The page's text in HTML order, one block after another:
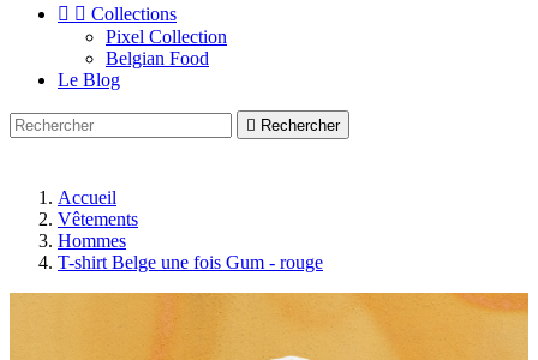
  Collections
Pixel Collection
Belgian Food
Le Blog
 Rechercher
Accueil
Vêtements
Hommes
T-shirt Belge une fois Gum - rouge